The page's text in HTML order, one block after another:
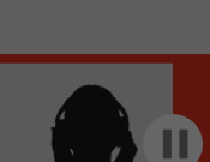
locale vous sont
Audio
Player
00:00